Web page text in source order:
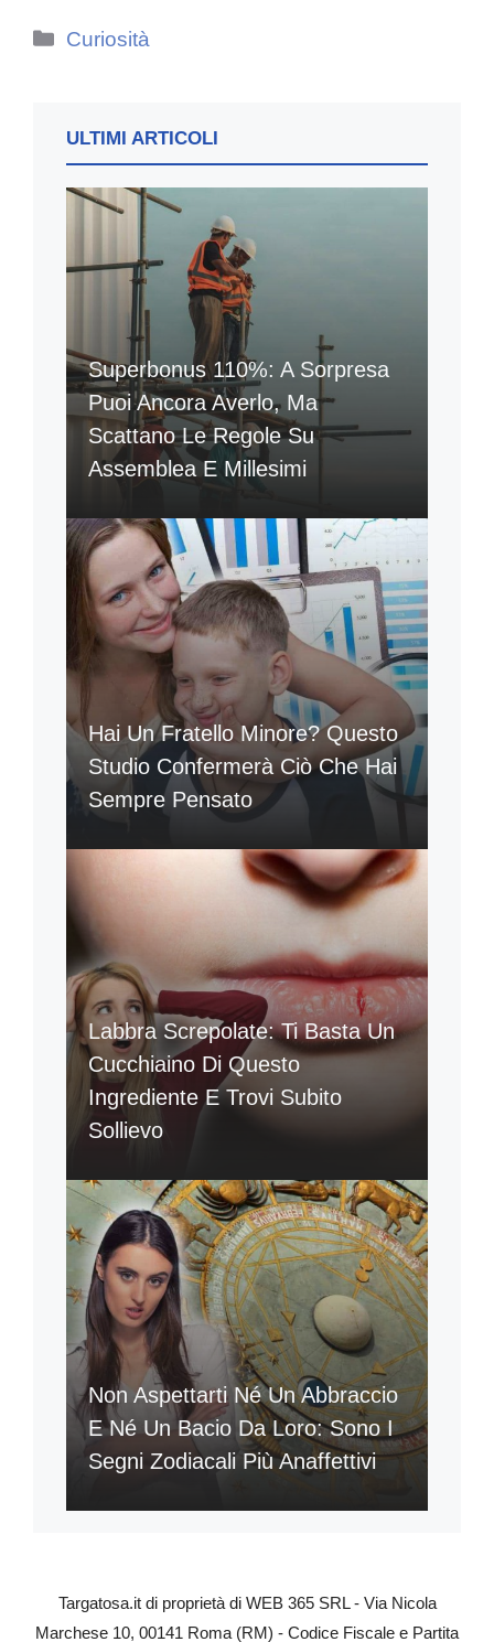
Categorie
Curiosità
ULTIMI ARTICOLI
Superbonus 110%: A Sorpresa
Puoi Ancora Averlo, Ma
Scattano Le Regole Su
Assemblea E Millesimi
Hai Un Fratello Minore? Questo
Studio Confermerà Ciò Che Hai
Sempre Pensato
Labbra Screpolate: Ti Basta Un
Cucchiaino Di Questo
Ingrediente E Trovi Subito
Sollievo
Non Aspettarti Né Un Abbraccio
E Né Un Bacio Da Loro: Sono I
Segni Zodiacali Più Anaffettivi
Targatosa.it di proprietà di WEB 365 SRL - Via Nicola
Marchese 10, 00141 Roma (RM) - Codice Fiscale e Partita